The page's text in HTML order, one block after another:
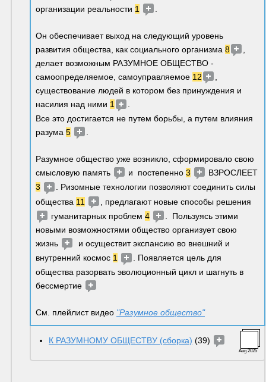
организации реальности 1
Он обеспечивает выход на следующий уровень
развития общества, как социального организма 8
делает возможным РАЗУМНОЕ ОБЩЕСТВО -
самоопределяемое, самоуправляемое 12
существование людей в котором без принуждения и
насилия над ними 1
.
Все это достигается не путем борьбы, а путем влияния
разума 5
Разумное общество уже возникло, сформировало свою
смысловую память
и  постепенно 3
3
. Ризомные технологии позволяют соединить силы
общества 11
, предлагают новые способы решения
гуманитарных проблем 4
.  Пользуясь этими
новыми возможностями общество организует свою
жизнь
  и осуществит экспансию во внешний и
внутренний космос 1
. Появляется цель для
общества разорвать эволюционный цикл и шагнуть в
бессмертие
См. плейлист видео "Разумное общество"
Aug 2025
К РАЗУМНОМУ ОБЩЕСТВУ (сборка) (39)